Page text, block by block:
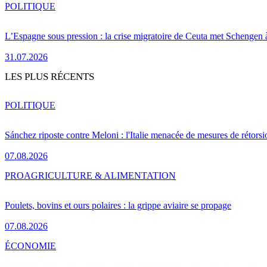
L’Espagne sous pression : la crise migratoire de Ceuta met Schengen
31.07.2026
POLITIQUE
LES PLUS RÉCENTS
Sánchez riposte contre Meloni : l'Italie menacée de mesures de
07.08.2026
POLITIQUE
Poulets, bovins et ours polaires : la grippe aviaire se propage
07.08.2026
PROAGRICULTURE & ALIMENTATION
ÉCONOMIE